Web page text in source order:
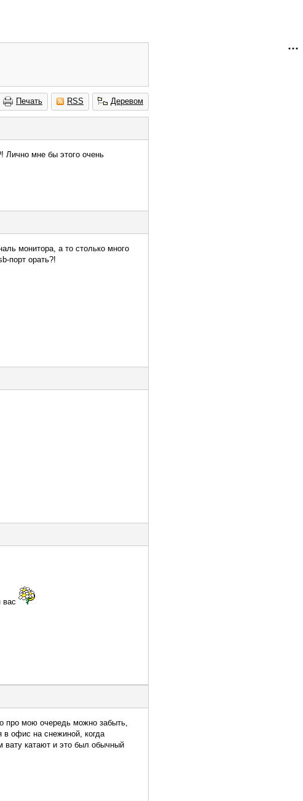
Печать RSS Деревом
Лично мне бы этого очень
монитора, а то столько много
порт орать?!
вас
про мою очередь можно забыть,
в офис на снежиной, когда
катают и это был обычный